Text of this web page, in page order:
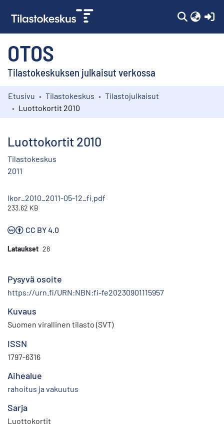
OTOS
Tilastokeskuksen julkaisut verkossa
Kokoelmat
Etusivu Tilastokeskus
Tilastojulkaisut
Luottokortit 2010
Luottokortit 2010
Tilastokeskus
2011
lkor_2010_2011-05-12_fi.pdf
233.62 KB
CC BY 4.0
Lataukset 28
Pysyvä osoite
https://urn.fi/URN:NBN:fi-fe20230901115957
Kuvaus
Suomen virallinen tilasto (SVT)
ISSN
1797-6316
Aihealue
rahoitus ja vakuutus
Sarja
Luottokortit